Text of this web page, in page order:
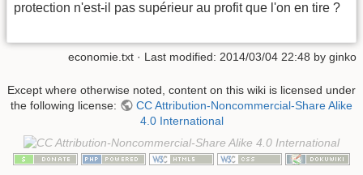
protection n'est-il pas supérieur au profit que l'on en tire ?
economie.txt · Last modified: 2014/03/04 22:48 by ginko
Except where otherwise noted, content on this wiki is licensed under
the following license:
CC Attribution-Noncommercial-Share Alike
4.0 International